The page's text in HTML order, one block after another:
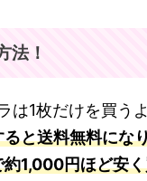
法！
は1枚だけを買うよ
と送料無料にな
1,000円ほど安